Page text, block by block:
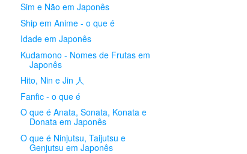
Sim e Não em Japonês
Ship em Anime - o que é
Idade em Japonês
Kudamono - Nomes de Frutas em
Japonês
Hito, Nin e Jin 人
Fanfic - o que é
O que é Anata, Sonata, Konata e
Donata em Japonês
O que é Ninjutsu, Taijutsu e
Genjutsu em Japonês